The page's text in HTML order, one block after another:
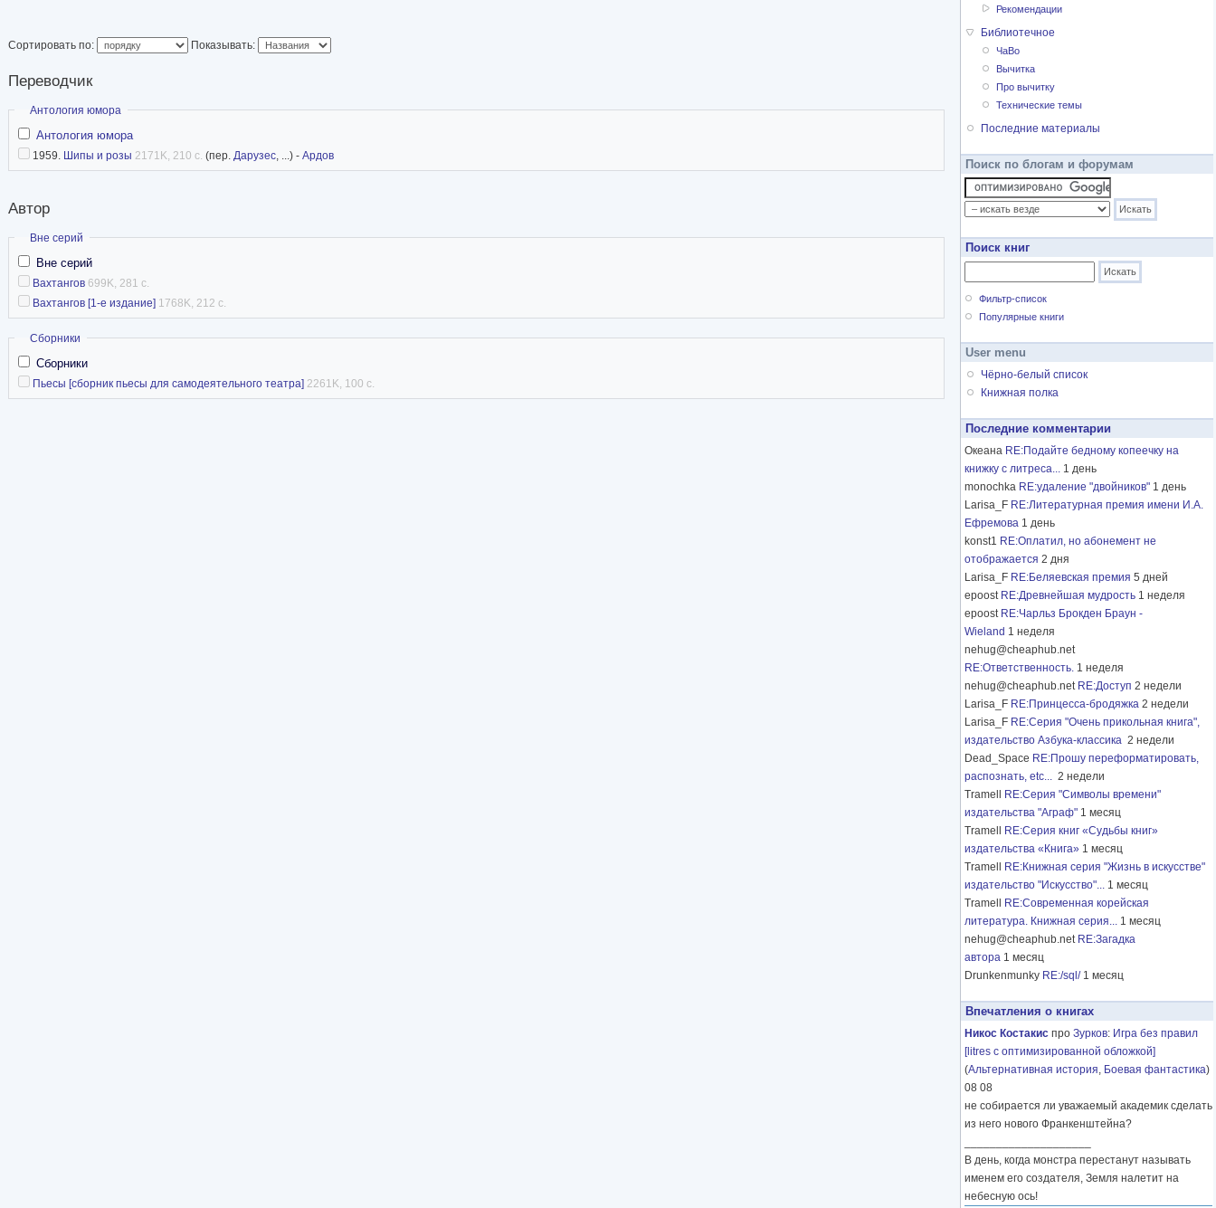
Сортировать по: Показывать:
Переводчик
Скрыть
Антология юмора
Антология юмора
1959. Шипы и розы 2171K, 210 с. (пер. Дарузес, ...) - Ардов
Автор
Скрыть
Вне серий
Вне серий
Вахтангов 699K, 281 с.
Вахтангов [1-е издание] 1768K, 212 с.
Скрыть
Сборники
Сборники
Пьесы [сборник пьесы для самодеятельного театра] 2261K, 100 с.
Рекомендации
Библиотечное
ЧаВо
Вычитка
Про вычитку
Технические темы
Последние материалы
Поиск по блогам и форумам
Поиск книг
Фильтр-список
Популярные книги
User menu
Чёрно-белый список
Книжная полка
Последние комментарии
Океана RE:Подайте бедному копеечку на
книжку с литреса... 1 день
monochka RE:удаление "двойников" 1 день
Larisa_F RE:Литературная премия имени И.А.
Ефремова 1 день
konst1 RE:Оплатил, но абонемент не
отображается 2 дня
Larisa_F RE:Беляевская премия 5 дней
epoost RE:Древнейшая мудрость 1 неделя
epoost RE:Чарльз Брокден Браун -
Wieland 1 неделя
nehug@cheaphub.net
RE:Ответственность. 1 неделя
nehug@cheaphub.net RE:Доступ 2 недели
Larisa_F RE:Принцесса-бродяжка 2 недели
Larisa_F RE:Серия "Очень прикольная книга",
издательство Азбука-классика 2 недели
Dead_Space RE:Прошу переформатировать,
распознать, etc... 2 недели
Tramell
RE:Серия "Символы времени"
издательства "Аграф" 1 месяц
Tramell
RE:Серия книг «Судьбы книг»
издательства «Книга» 1 месяц
Tramell
RE:Книжная серия "Жизнь в искусстве"
издательство "Искусство"... 1 месяц
Tramell
RE:Современная корейская
литература. Книжная серия... 1 месяц
nehug@cheaphub.net RE:Загадка
автора 1 месяц
Drunkenmunky RE:/sql/ 1 месяц
Впечатления о книгах
Никос Костакис про Зурков: Игра без правил
[litres с оптимизированной обложкой]
(Альтернативная история, Боевая фантастика)
08 08
не собирается ли уважаемый академик сделать
из него нового Франкенштейна?
В день, когда монстра перестанут называть
именем его создателя, Земля налетит на
небесную ось!